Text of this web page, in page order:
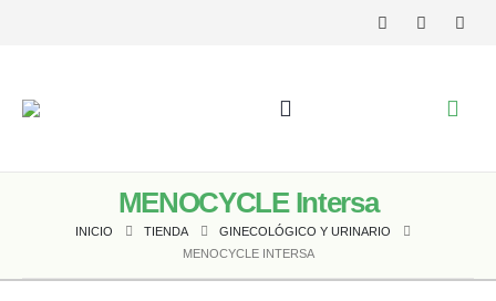
MENOCYCLE Intersa
INICIO TIENDA
GINECOLÓGICO Y URINARIO
MENOCYCLE INTERSA